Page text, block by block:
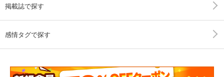
掲載誌で探す
感情タグで探す